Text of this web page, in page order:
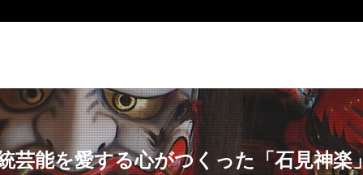
芸能を愛する心がつくった「石見神